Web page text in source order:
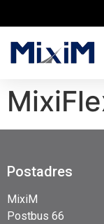
Postadres
MixiM
Postbus 66